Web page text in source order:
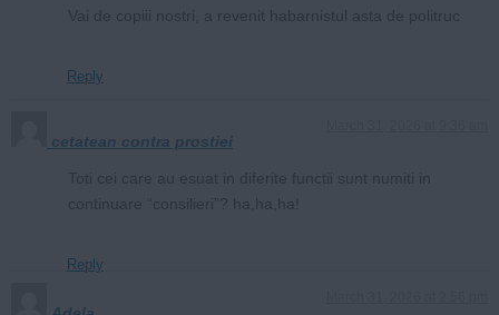
Reply
cetatean contra prostiei
Reply